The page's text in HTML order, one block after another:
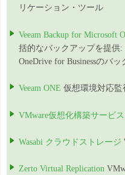
リケーション・ツール
Veeam Backup for Microsoft
括的なバックアップを提供:
OneDrive for Businessのバ
Veeam ONE 仮想環境対応監
VMware仮想化構築サービス
Wasabi クラウドストレージ
Zerto Virtual Replication